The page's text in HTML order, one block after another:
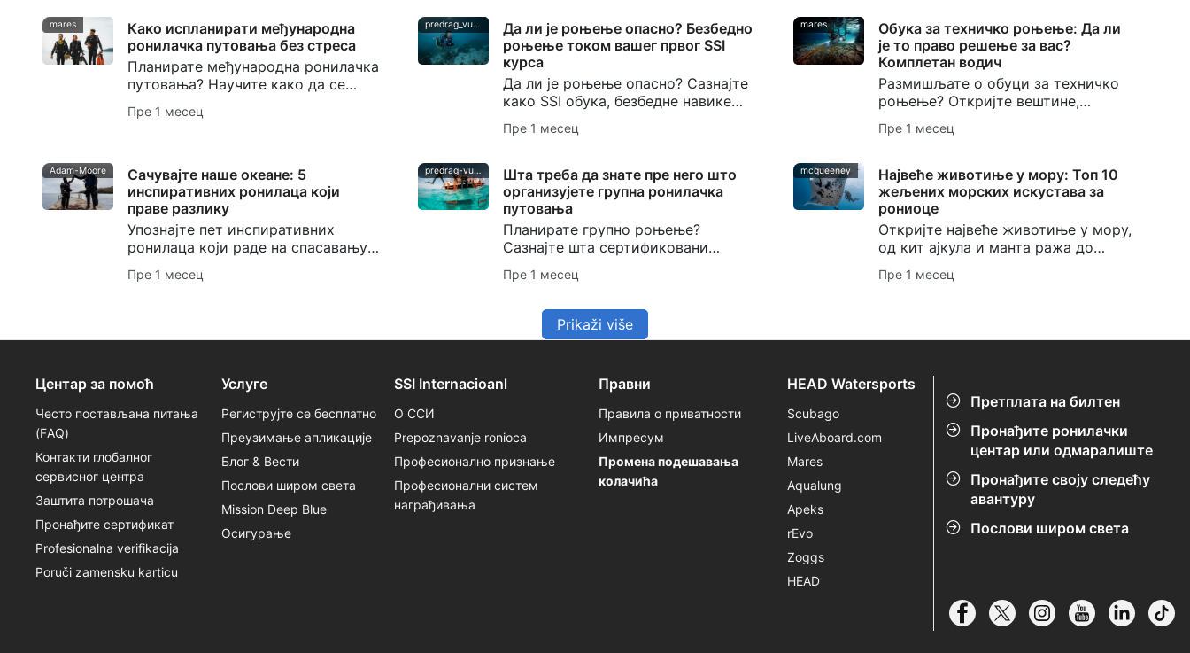
на Беки.
рибама лавовима и заштите
локалне екосистеме.
роњење.
mares
Како испланирати међународна
ронилачка путовања без стреса
Планирате међународна ронилачка
путовања? Научите како да се
припремите, спакујете, изаберете
дестинације, управљате
стреса.
Пре 1 месец
predrag_vuckovic
Да ли је роњење опасно? Безбедно
роњење током вашег првог SSI
курса
Да ли је роњење опасно? Сазнајте
како SSI обука, безбедне навике
роњења, провере партнера и
DiveAssure покриће помажу новим
Пре 1 месец
mares
Обука за техничко роњење: Да ли
је то право решење за вас?
Комплетан водич
Размишљате о обуци за техничко
роњење? Откријте вештине,
опрему и основе безбедности које
су вам потребне, као и како вам
помаже да почнете.
Пре 1 месец
Adam-Moore
Сачувајте наше океане: 5
инспиративних ронилаца који
праве разлику
Упознајте пет инспиративних
ронилаца који раде на спасавању
очување мора, роњење на дах,
Пре 1 месец
predrag-vuckovic
Шта треба да знате пре него што
организујете групна ронилачка
путовања
Планирате групно роњење?
Сазнајте шта сертификовани
од нивоа вештина и логистике до
комуникације.
Пре 1 месец
mcqueeney
Највеће животиње у мору: Топ 10
жељених морских искустава за
рониоце
Откријте највеће животиње у мору,
од кит ајкула и манта ража до
сперматозоида, уз савете за
Пре 1 месец
Prikaži više
Претплата на билтен
Пронађите ронилачки
центар или одмаралиште
Пронађите своју следећу
авантуру
Послови широм света
Центар за помоћ
Често постављана питања
(FАQ)
Контакти глобалног
сервисног центра
Заштита потрошача
Пронађите сертификат
Profesionalna verifikacija
Poruči zamensku karticu
Услуге
Региструјте се бесплатно
Преузимање апликације
Блог & Вести
Послови широм света
Mission Deep Blue
Осигурање
SSI Internacioanl
О ССИ
Prepoznavanje ronioca
Професионално признање
Професионални систем
награђивања
Правни
Правила о приватности
Импресум
Промена подешавања
колачића
HEAD Watersports
Scubago
LiveAboard.com
Mares
Aqualung
Apeks
rEvo
Zoggs
HEAD